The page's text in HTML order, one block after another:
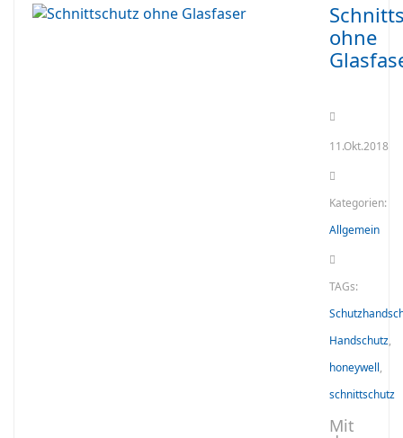
ohne
11.Okt.2018
Kategorien:
Allgemein
TAGs:
Handschutz,
honeywell,
schnittschutz
Mit